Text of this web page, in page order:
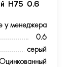
Н75 0.6
у менеджера
0.6
серый
Оцинкованный